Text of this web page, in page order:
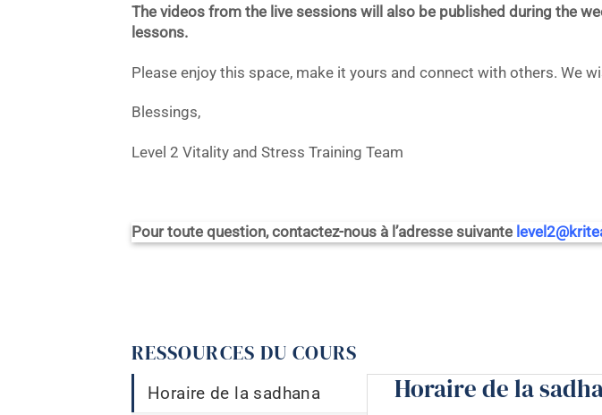
The videos from the live sessions will also be published during the
lessons.
Please enjoy this space, make it yours and connect with others. We
Blessings,
Level 2 Vitality and Stress Training Team
Pour toute question, contactez-nous à l’adresse suivante
RESSOURCES DU COURS
Horaire de la sadhana
Horaire de la